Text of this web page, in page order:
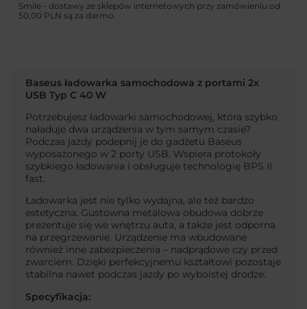
Smile - dostawy ze sklepów internetowych przy zamówieniu od
50,00 PLN są za darmo.
Baseus ładowarka samochodowa z portami 2x
USB Typ C 40 W
Potrzebujesz ładowarki samochodowej, która szybko
naładuje dwa urządzenia w tym samym czasie?
Podczas jazdy podepnij je do gadżetu Baseus
wyposażonego w 2 porty USB. Wspiera protokoły
szybkiego ładowania i obsługuje technologię BPS II
fast.
Ładowarka jest nie tylko wydajna, ale też bardzo
estetyczna. Gustowna metalowa obudowa dobrze
prezentuje się we wnętrzu auta, a także jest odporna
na przegrzewanie. Urządzenie ma wbudowane
również inne zabezpieczenia – nadprądowe czy przed
zwarciem. Dzięki perfekcyjnemu kształtowi pozostaje
stabilna nawet podczas jazdy po wyboistej drodze.
Specyfikacja: